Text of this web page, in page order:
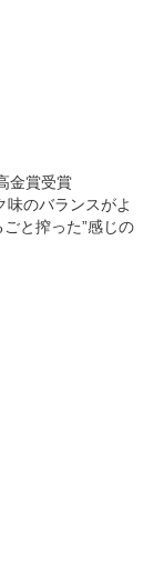
金賞受賞
味のバランスがよ
と搾った”感じの